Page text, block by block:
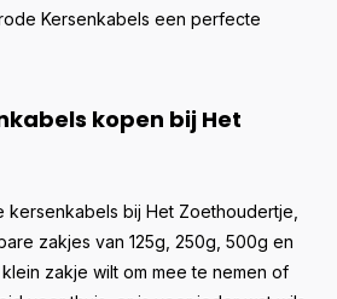
Kersenkabels een perfecte
kopen bij Het
bij Het Zoethoudertje,
zakjes van 125g, 250g, 500g en
zakje wilt om mee te nemen of